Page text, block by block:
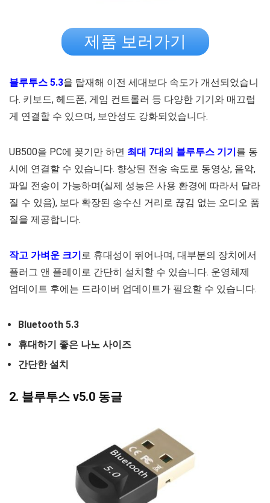
제품 보러가기
블루투스 5.3을 탑재해 이전 세대보다 속도가 개선되었습니
다. 키보드, 헤드폰, 게임 컨트롤러 등 다양한 기기와 매끄럽
게 연결할 수 있으며, 보안성도 강화되었습니다.
UB500을 PC에 꽂기만 하면 최대 7대의 블루투스 기기를 동
시에 연결할 수 있습니다. 향상된 전송 속도로 동영상, 음악,
파일 전송이 가능하며(실제 성능은 사용 환경에 따라서 달라
질 수 있음), 보다 확장된 송수신 거리로 끊김 없는 오디오 품
질을 제공합니다.
작고 가벼운 크기 로 휴대성이 뛰어나며, 대부분의 장치에서
플러그 앤 플레이로 간단히 설치할 수 있습니다. 운영체제
업데이트 후에는 드라이버 업데이트가 필요할 수 있습니다.
Bluetooth 5.3
휴대하기 좋은 나노 사이즈
간단한 설치
2. 블루투스 v5.0 동글